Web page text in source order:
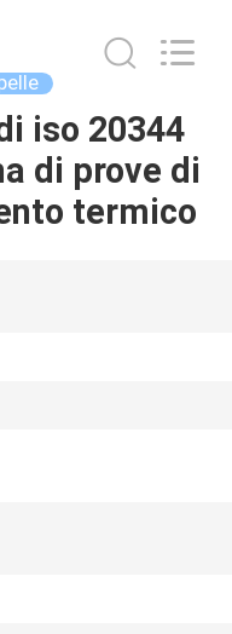
iso 20344
di prove di
termico